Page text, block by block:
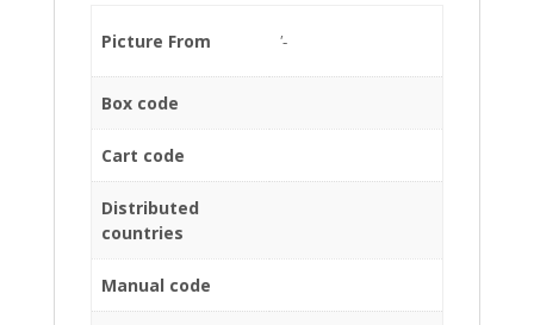
Picture From '-
Box code
Cart code
Distributed
countries
Manual code